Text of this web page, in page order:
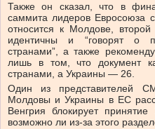
Также он сказал, что в
саммита лидеров Евросоюза
относится к Молдове,
идентичны и “говорят о
странами”, а также
лишь в том, что документ
странами, а Украины — 26.
Один из представителей
Молдовы и Украины в ЕС
Венгрия блокирует
возможно ли из-за этого